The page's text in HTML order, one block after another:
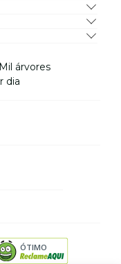
ÓTIMO